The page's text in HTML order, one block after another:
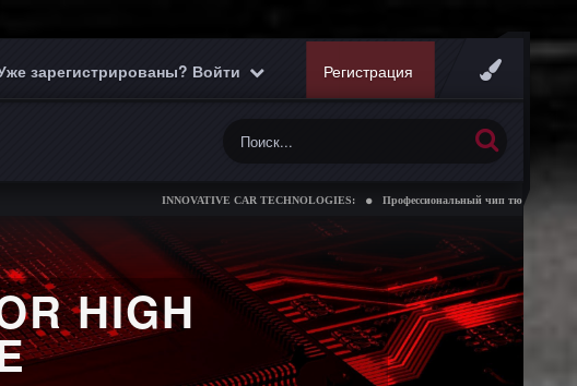
зарегистрированы? Войти Регистрация
INNOVATIVE CAR TECHNOLOGIES: Профессиональный чип тюнинг коробок передач
HIGH